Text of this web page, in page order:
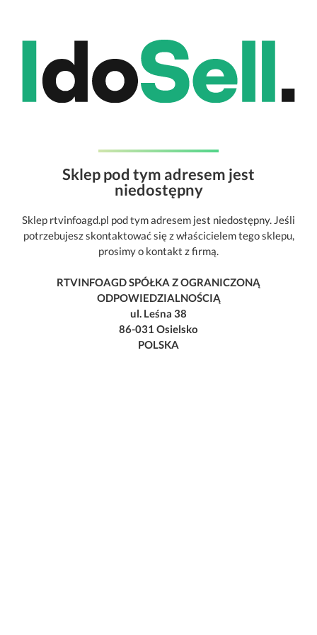
Sklep pod tym adresem jest
niedostępny
Sklep rtvinfoagd.pl pod tym adresem jest niedostępny. Jeśli
potrzebujesz skontaktować się z właścicielem tego sklepu,
prosimy o kontakt z firmą.
RTVINFOAGD SPÓŁKA Z OGRANICZONĄ
ODPOWIEDZIALNOŚCIĄ
ul. Leśna 38
86-031 Osielsko
POLSKA